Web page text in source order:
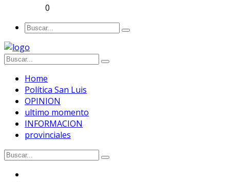
0
Home
Política San Luis
OPINION
ultimo momento
INFORMACION
provinciales